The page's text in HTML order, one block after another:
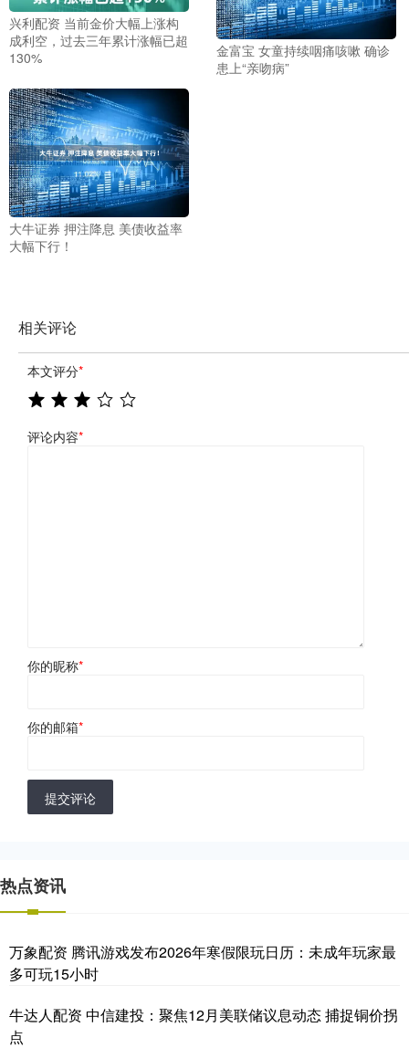
兴利配资 当前金价大幅上涨构
成利空，过去三年累计涨幅已超
130%
金富宝 女童持续咽痛咳嗽 确诊
患上“亲吻病”
大牛证券 押注降息 美债收益率
大幅下行！
相关评论
本文评分*
评论内容*
你的昵称*
你的邮箱*
提交评论
热点资讯
万象配资 腾讯游戏发布2026年寒假限玩日历：未成年玩家最
多可玩15小时
牛达人配资 中信建投：聚焦12月美联储议息动态 捕捉铜价拐
点